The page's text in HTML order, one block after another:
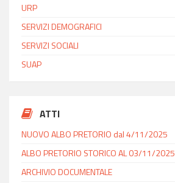
URP
SERVIZI DEMOGRAFICI
SERVIZI SOCIALI
SUAP
ATTI
NUOVO ALBO PRETORIO dal 4/11/2025
ALBO PRETORIO STORICO AL 03/11/2025
ARCHIVIO DOCUMENTALE